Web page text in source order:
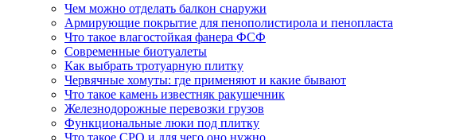
Чем можно отделать балкон снаружи
Армирующие покрытие для пенополистирола и пенопласта
Что такое влагостойкая фанера ФСФ
Современные биотуалеты
Как выбрать тротуарную плитку
Червячные хомуты: где применяют и какие бывают
Что такое камень известняк ракушечник
Железнодорожные перевозки грузов
Функциональные люки под плитку
Что такое СРО и для чего оно нужно